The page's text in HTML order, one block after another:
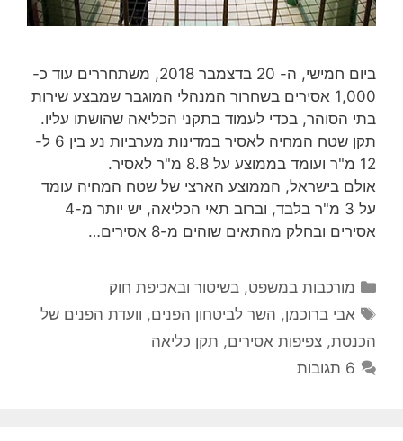
ביום חמישי, ה- 20 בדצמבר 2018, משתחררים עוד כ-
1,000 אסירים בשחרור המנהלי המוגבר שמבצע שירות
בתי הסוהר, בכדי לעמוד בתקני הכליאה שהושתו עליו.
תקן שטח המחיה לאסיר במדינות מערביות נע בין 6 ל-
12 מ"ר ועומד בממוצע על 8.8 מ"ר לאסיר.
אולם בישראל, הממוצע הארצי של שטח המחיה עומד
על 3 מ"ר בלבד, וברוב תאי הכליאה, יש יותר מ-4
אסירים ובחלק מהתאים שוהים מ-8 אסירים…
קטגוריות
מורכבות במשפט, בשיטור ובאכיפת חוק
תגיות
אבי ברוכמן, השר לביטחון הפנים, וועדת הפנים של
הכנסת, צפיפות אסירים, תקן כליאה
6 תגובות